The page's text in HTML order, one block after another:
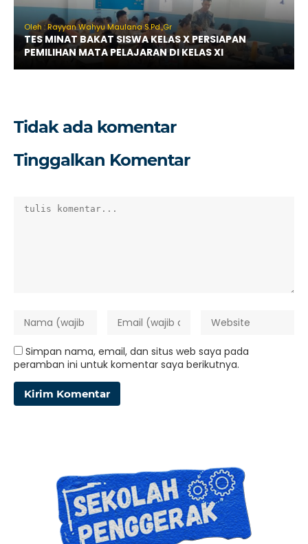
Oleh : Rayyan Wahyu Maulana S.Pd.,Gr
TES MINAT BAKAT SISWA KELAS X PERSIAPAN
PEMILIHAN MATA PELAJARAN DI KELAS XI
Tidak ada komentar
Tinggalkan Komentar
Simpan nama, email, dan situs web saya pada
peramban ini untuk komentar saya berikutnya.